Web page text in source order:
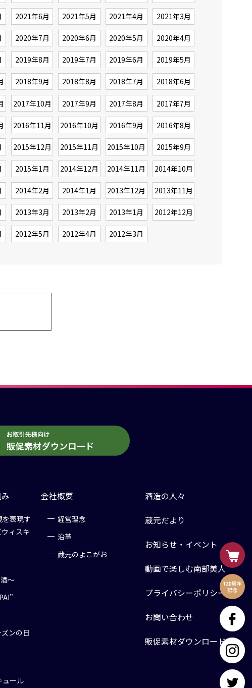
2021年6月 2021年5月 2021年4月 2021年3月
2020年7月 2020年6月 2020年5月 2020年4月
2019年8月 2019年7月 2019年6月 2019年5月
2018年9月 2018年8月 2018年7月 2018年6月
2017年10月 2017年9月 2017年8月 2017年7月
2016年11月 2016年10月 2016年9月 2016年8月
2015年12月 2015年11月 2015年10月 2015年9月
2015年1月 2014年12月 2014年11月 2014年10月
2014年2月 2014年1月 2013年12月 2013年11月
2013年3月 2013年2月 2013年1月 2012年12月
2012年5月 2012年4月 2012年3月
を表現す
ィスキ
～
ンの日
ュール
会社概要
経営理念
沿革
蔵元のよこがお
酒造の人々
蔵元だより
お知らせ・イベント
動画で楽しむ南部美人
プライバシーポリシー
お問い合わせ
販促素材ダウンロード